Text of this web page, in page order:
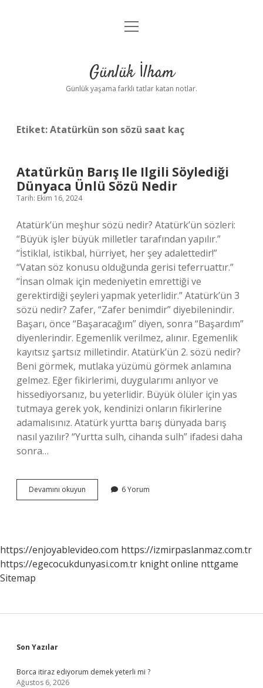
Anasayfa
Yasal Uyarı
menüyü
Günlük İlham
Günlük yaşama farklı tatlar katan notlar.
Etiket:Atatürkün son sözü saat kaç
Atatürkün Barış Ile Ilgili Söylediği
Dünyaca Ünlü Sözü Nedir
Tarih: Ekim 16, 2024
Atatürk’ün meşhur sözü nedir? Atatürk’ün sözleri:
“Büyük işler büyük milletler tarafından yapılır.”
“İstiklal, istikbal, hürriyet, her şey adalettedir!”
“Vatan söz konusu olduğunda gerisi teferruattır.”
“İnsan olmak için medeniyetin emrettiği ve
gerektirdiği şeyleri yapmak yeterlidir.” Atatürk’ün 3
sözü nedir? Zafer, “Zafer benimdir” diyebilenindir.
Başarı, önce “Başaracağım” diyen, sonra “Başardım”
diyenlerindir. Egemenlik verilmez, alınır. Egemenlik
kayıtsız şartsız milletindir. Atatürk’ün 2. sözü nedir?
Beni görmek, mutlaka yüzümü görmek anlamına
gelmez. Eğer fikirlerimi, duygularımı anlıyor ve
hissediyorsanız, bu yeterlidir. Büyük ölüler için yas
tutmaya gerek yok, kendinizi onların fikirlerine
adamalısınız. Atatürk yurtta barış dünyada barış
nasıl yazılır? “Yurtta sulh, cihanda sulh” ifadesi daha
sonra…
Devamını okuyun Atatürkün
Barış
Ünlü
Sözü
6 Yorum
https://enjoyablevideo.com https://izmirpaslanmaz.com.tr
https://egecocukdunyasi.com.tr knight online nttgame
Sitemap
Sidebar
Son Yazılar
Borca itiraz ediyorum demek yeterli mi ?
Ağustos 6, 2026